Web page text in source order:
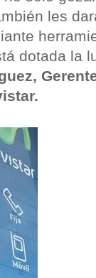
les
dotada la